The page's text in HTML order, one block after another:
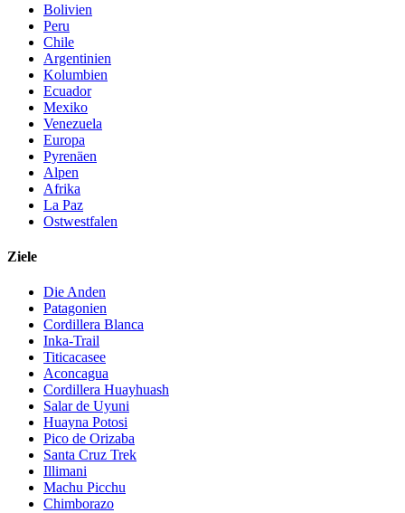
Bolivien
Peru
Chile
Argentinien
Kolumbien
Ecuador
Mexiko
Venezuela
Europa
Pyrenäen
Alpen
Afrika
La Paz
Ostwestfalen
Ziele
Die Anden
Patagonien
Cordillera Blanca
Inka-Trail
Titicacasee
Aconcagua
Cordillera Huayhuash
Salar de Uyuni
Huayna Potosi
Pico de Orizaba
Santa Cruz Trek
Illimani
Machu Picchu
Chimborazo